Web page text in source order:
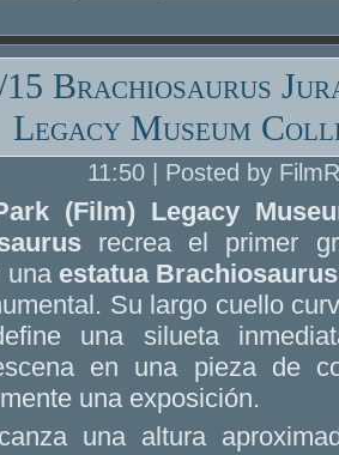
Brachiosaurus
Legacy Museum
11:50 | Posted by
(Film) Legacy
recrea el primer
una estatua
Su largo cuello
una silueta
en una pieza de
una exposición.
una altura